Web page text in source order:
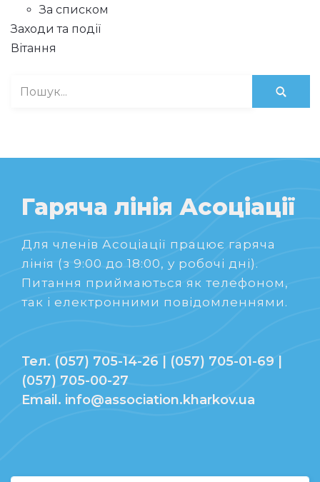
За списком
Заходи та події
Вітання
Гаряча лінія Асоціації
Для членів Асоціації працює гаряча
лінія (з 9:00 до 18:00, у робочі дні).
Питання приймаються як телефоном,
так і електронними повідомленнями.
Тел. (057) 705-14-26 | (057) 705-01-69 |
(057) 705-00-27
Email. info@association.kharkov.ua